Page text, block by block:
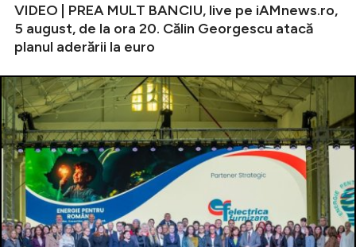
VIDEO | PREA MULT BANCIU, live pe iAMnews.ro,
5 august, de la ora 20. Călin Georgescu atacă
planul aderării la euro